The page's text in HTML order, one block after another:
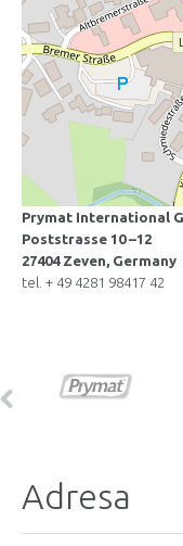
Prymat International
Poststrasse 10 –12
27404 Zeven, Germany
tel. + 49 4281 98417 42
Adresa